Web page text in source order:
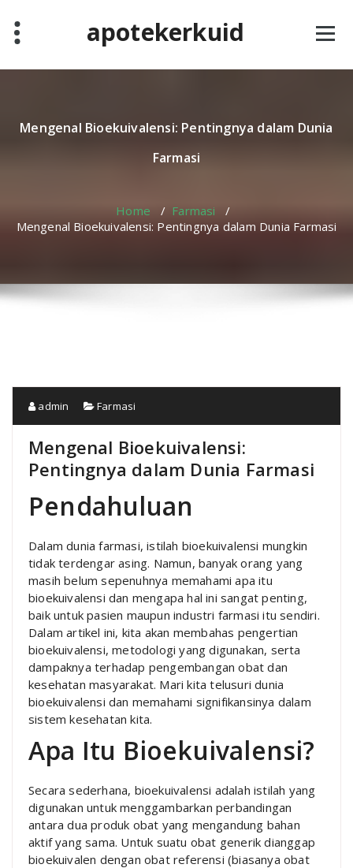
content
apotekerkuid
Mengenal Bioekuivalensi: Pentingnya dalam Dunia
Farmasi
Home / Farmasi /
Mengenal Bioekuivalensi: Pentingnya dalam Dunia Farmasi
admin Farmasi
Mengenal Bioekuivalensi:
Pentingnya dalam Dunia Farmasi
Pendahuluan
Dalam dunia farmasi, istilah bioekuivalensi mungkin
tidak terdengar asing. Namun, banyak orang yang
masih belum sepenuhnya memahami apa itu
bioekuivalensi dan mengapa hal ini sangat penting,
baik untuk pasien maupun industri farmasi itu sendiri.
Dalam artikel ini, kita akan membahas pengertian
bioekuivalensi, metodologi yang digunakan, serta
dampaknya terhadap pengembangan obat dan
kesehatan masyarakat. Mari kita telusuri dunia
bioekuivalensi dan memahami signifikansinya dalam
sistem kesehatan kita.
Apa Itu Bioekuivalensi?
Secara sederhana, bioekuivalensi adalah istilah yang
digunakan untuk menggambarkan perbandingan
antara dua produk obat yang mengandung bahan
aktif yang sama. Untuk suatu obat generik dianggap
bioekuivalen dengan obat referensi (biasanya obat